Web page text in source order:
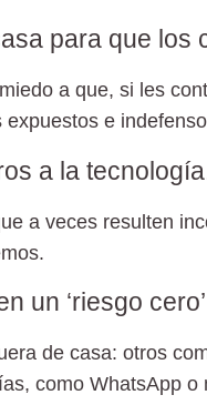
para que los
a que, si les
e
a la
a veces resulten
un ‘riesgo
de casa: otros
como WhatsApp o